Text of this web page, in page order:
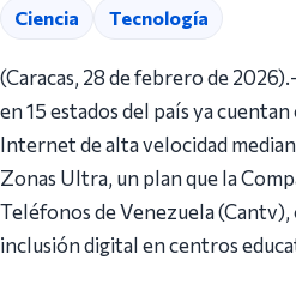
Ciencia Tecnología
(Caracas, 28 de febrero de
en 15 estados del país ya
Internet de alta velocidad
Zonas Ultra, un plan que la
Teléfonos de Venezuela
inclusión digital en centros